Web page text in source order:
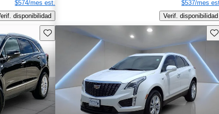
$574/mes est.
disponibilidad
$537/mes
Verif. disponibilidad
Guarda este Aviso